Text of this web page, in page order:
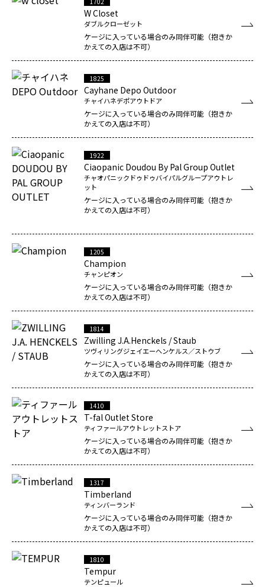
W Closet
ダブルクローゼット
ケージに入っている場合のみ同伴可能（抱きか
かえての入店は不可）
1825
Cayhane Depo Outdoor
チャイハネデポアウトドア
ケージに入っている場合のみ同伴可能（抱きか
かえての入店は不可）
1922
Ciaopanic Doudou By Pal Group Outlet
チャオパニックドゥドゥバイパルグループアウトレ
ット
ケージに入っている場合のみ同伴可能（抱きか
かえての入店は不可）
1205
Champion
チャンピオン
ケージに入っている場合のみ同伴可能（抱きか
かえての入店は不可）
1814
Zwilling J.A.Henckels / Staub
ツヴィリングジェイエーヘンケルス／ストウブ
ケージに入っている場合のみ同伴可能（抱きか
かえての入店は不可）
1410
T-fal Outlet Store
ティファールアウトレットストア
ケージに入っている場合のみ同伴可能（抱きか
かえての入店は不可）
1317
Timberland
ティンバーランド
ケージに入っている場合のみ同伴可能（抱きか
かえての入店は不可）
1810
Tempur
テンピュール